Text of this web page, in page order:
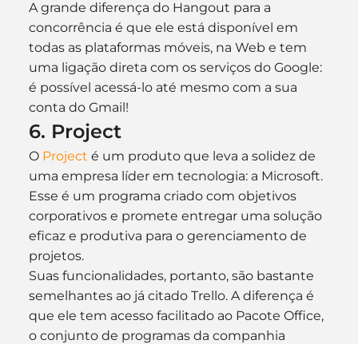
A grande diferença do Hangout para a
concorrência é que ele está disponível em
todas as plataformas móveis, na Web e tem
uma ligação direta com os serviços do Google:
é possível acessá-lo até mesmo com a sua
conta do Gmail!
6. Project
O Project é um produto que leva a solidez de
uma empresa líder em tecnologia: a Microsoft.
Esse é um programa criado com objetivos
corporativos e promete entregar uma solução
eficaz e produtiva para o gerenciamento de
projetos.
Suas funcionalidades, portanto, são bastante
semelhantes ao já citado Trello. A diferença é
que ele tem acesso facilitado ao Pacote Office,
o conjunto de programas da companhia